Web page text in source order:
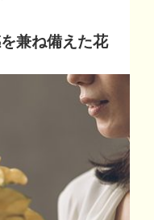
兼ね備えた花